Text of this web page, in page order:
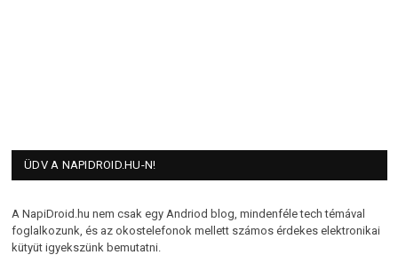
ÜDV A NAPIDROID.HU-N!
A NapiDroid.hu nem csak egy Andriod blog, mindenféle tech témával
foglalkozunk, és az okostelefonok mellett számos érdekes elektronikai
kütyüt igyekszünk bemutatni.